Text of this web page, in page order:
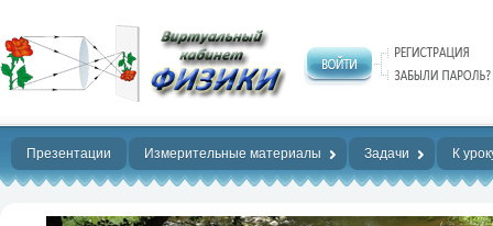
Нет предела
совершенству!
Презентации Измерительные материалы Задачи К